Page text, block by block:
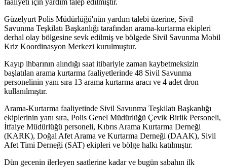
Güzelyurt Polis Müdürlüğü'nün yardım talebi üzerine, Sivil
Savunma Teşkilatı Başkanlığı tarafından arama-kurtarma ekipleri
derhal olay bölgesine sevk edilmiş ve bölgede Sivil Savunma Mobil
Kriz Koordinasyon Merkezi kurulmuştur.
Kayıp ihbarının alındığı saat itibariyle zaman kaybetmeksizin
başlatılan arama kurtarma faaliyetlerinde 48 Sivil Savunma
personelinin yanı sıra 13 arama kurtarma aracı ve 4 adet dron
kullanılmıştır.
Arama-Kurtarma faaliyetinde Sivil Savunma Teşkilatı Başkanlığı
ekiplerinin yanı sıra, Polis Genel Müdürlüğü Çevik Birlik Personeli,
İtfaiye Müdürlüğü personeli, Kıbrıs Arama Kurtarma Derneği
(KARK), Doğal Afet Arama ve Kurtarma Derneği (DAAK), Sivil
Afet Timi Derneği (SAT) ekipleri ve bölge halkı katılmıştır.
Dün gecenin ilerleyen saatlerine kadar ve bugün sabahın ilk